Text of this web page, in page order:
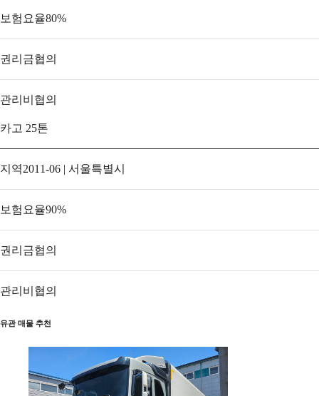
보험요율80%
권리금협의
관리비 협의
카고 25톤
지역2011-06 | 서울특별시
보험요율90%
권리금협의
관리비 협의
유관 매물 추천